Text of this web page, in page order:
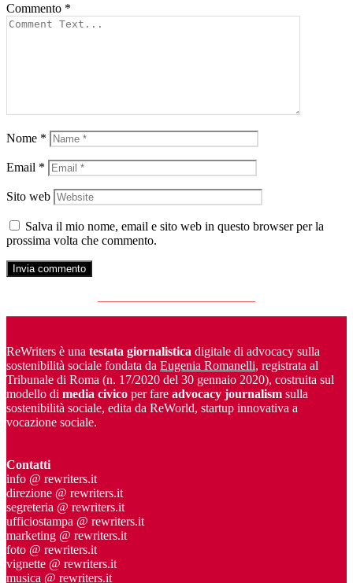
Commento *
Nome *
Email *
Sito web
Salva il mio nome, email e sito web in questo browser per la
prossima volta che commento.
ReWriters è una testata giornalistica digitale di advocacy sulla
sostenibilità sociale fondata da Eugenia Romanelli, registrata al
Tribunale di Roma (n. 17/2020 del 30 gennaio 2020), costruita sul
modello di media civico per fare advocacy journalism sulla
sostenibilità sociale, edita da ReWorld, startup innovativa a
vocazione sociale.
Contatti
info @ rewriters.it
direzione @ rewriters.it
segreteria @ rewriters.it
ufficiostampa @ rewriters.it
marketing @ rewriters.it
foto @ rewriters.it
vignette @ rewriters.it
musica @ rewriters.it